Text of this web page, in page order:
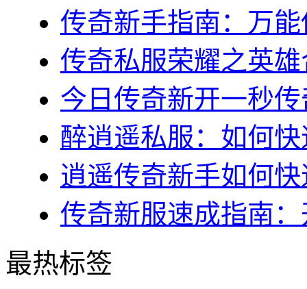
传奇新手指南：万
传奇私服荣耀之英
今日传奇新开一秒
醉逍遥私服：如何
逍遥传奇新手如何
传奇新服速成指南
最热标签